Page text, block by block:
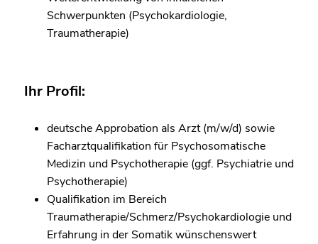
Schwerpunkten (Psychokardiologie,
Traumatherapie)
Ihr Profil:
deutsche Approbation als Arzt (m/w/d) sowie
Facharztqualifikation für Psychosomatische
Medizin und Psychotherapie (ggf. Psychiatrie und
Psychotherapie)
Qualifikation im Bereich
Traumatherapie/Schmerz/Psychokardiologie und
Erfahrung in der Somatik wünschenswert